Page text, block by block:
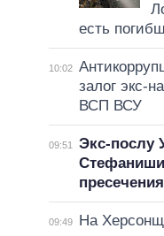
есть
10:02
залог экс-
ВСП ВСУ
09:51
Экс-
пресечения
09:49
На